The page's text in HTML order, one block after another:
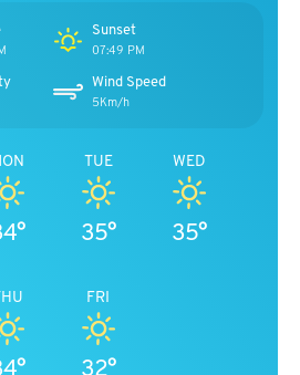
Sunset
07:49 PM
Wind Speed
5Km/h
TUE
35°
WED
35°
FRI
32°